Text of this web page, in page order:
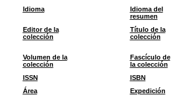
Idioma
Idioma del
resumen
Editor de la
colección
Título de la
colección
Volumen de la
colección
Fascículo de
la colección
ISSN
ISBN
Área
Expedición